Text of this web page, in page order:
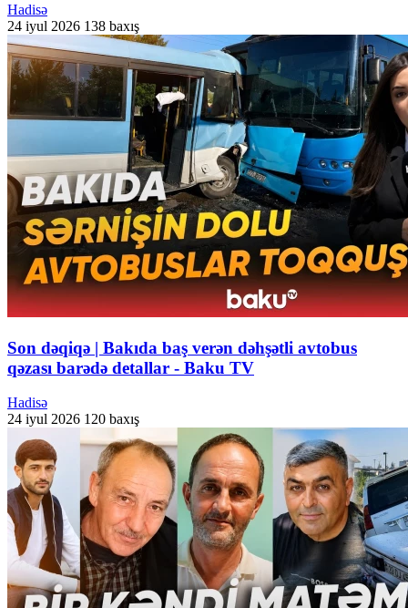
Hadisə
24 iyul 2026 138 baxış
Son dəqiqə | Bakıda baş verən dəhşətli avtobus
qəzası barədə detallar - Baku TV
Hadisə
24 iyul 2026 120 baxış